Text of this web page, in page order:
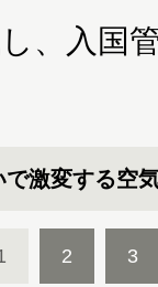
、入国
で激変する空
2 3